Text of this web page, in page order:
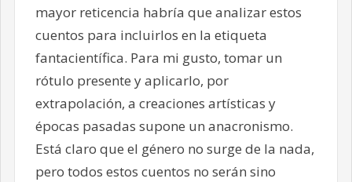
mayor reticencia habría que analizar estos
cuentos para incluirlos en la etiqueta
fantacientífica. Para mi gusto, tomar un
rótulo presente y aplicarlo, por
extrapolación, a creaciones artísticas y
épocas pasadas supone un anacronismo.
Está claro que el género no surge de la nada,
pero todos estos cuentos no serán sino